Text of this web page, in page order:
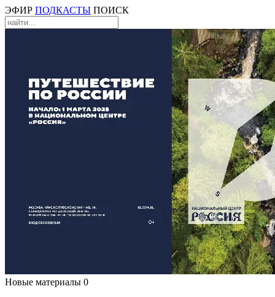
ЭФИР ПОДКАСТЫ ПОИСК
Новые материалы 0